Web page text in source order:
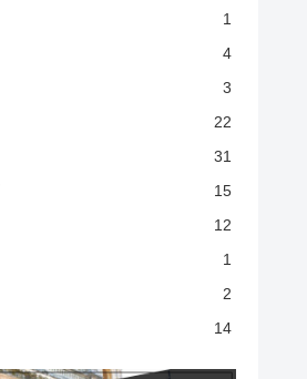
1
4
3
22
31
15
12
1
2
14